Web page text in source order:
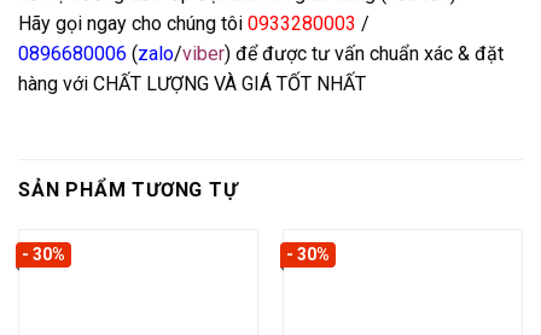
Hãy gọi ngay cho chúng tôi 0933280003 /
0896680006 (zalo/viber) để được tư vấn chuẩn xác & đặt
hàng với CHẤT LƯỢNG VÀ GIÁ TỐT NHẤT
SẢN PHẨM TƯƠNG TỰ
- 30% - 30%